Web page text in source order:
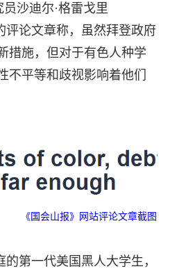
沙迪尔·格雷戈里
评论文章称，虽然拜登政府
措施，但对于有色人种学
不平等和歧视影响着他们
《国会山报》网站评论文章截图
第一代美国黑人大学生，